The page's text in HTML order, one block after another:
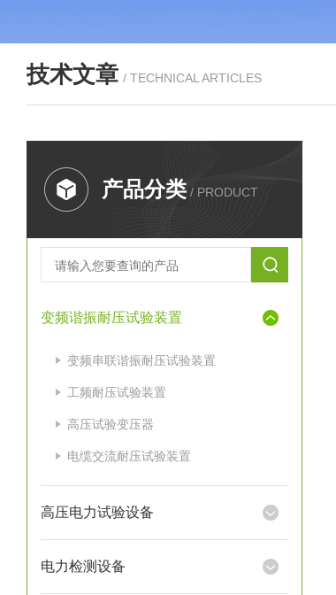
技术文章 / TECHNICAL ARTICLES
产品分类 / PRODUCT
变频谐振耐压试验装置
变频串联谐振耐压试验装置
工频耐压试验装置
高压试验变压器
电缆交流耐压试验装置
高压电力试验设备
电力检测设备